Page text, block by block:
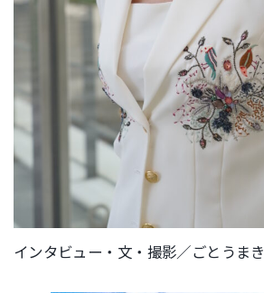
インタビュー・文・撮影／ごとうまき